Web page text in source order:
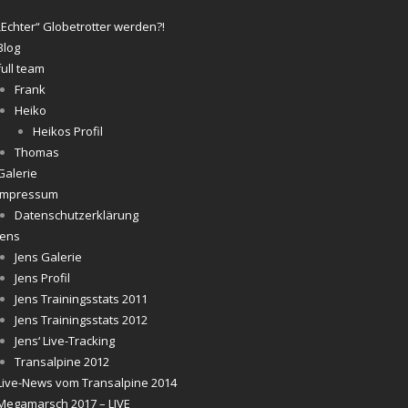
Globetrotter werden?!
team
Frank
Heiko
Heikos Profil
Thomas
Datenschutzerklärung
Jens Galerie
Jens Profil
Jens Trainingsstats 2011
Jens Trainingsstats 2012
Jens‘ Live-Tracking
Transalpine 2012
News vom Transalpine 2014
2017 – LIVE